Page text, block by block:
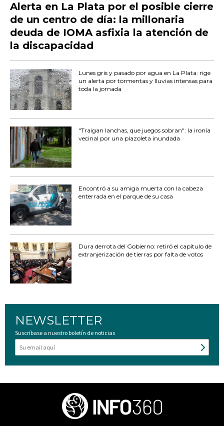
Alerta en La Plata por el posible cierre
de un centro de día: la millonaria
deuda de IOMA asfixia la atención de
la discapacidad
Lunes gris y pasado por agua en La Plata: rige
un alerta por tormentas y lluvias intensas para
toda la jornada
"Traigan lanchas, que juegos sobran": la ironía
vecinal por una plazoleta inundada
Encontró a su amiga muerta con la cabeza
enterrada en el parque de su casa
Dura derrota del Gobierno: retiró el capítulo de
extranjerización de tierras por falta de votos
NEWSLETTER
Suscríbase a nuestro boletín de noticias